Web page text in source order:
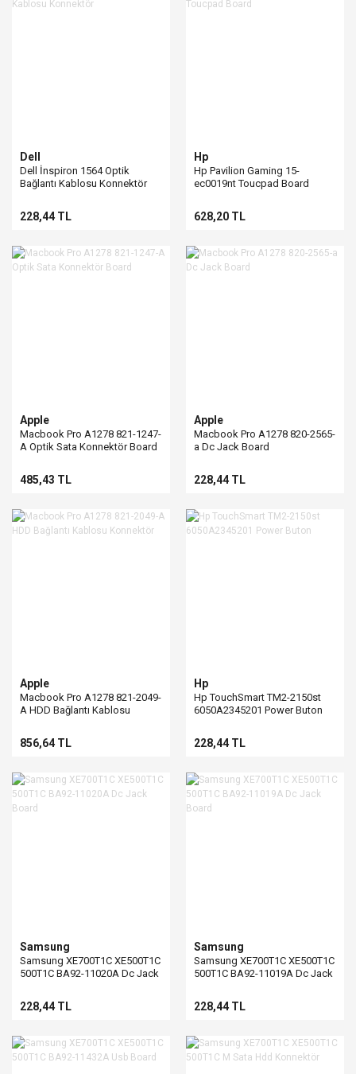
Dell
Dell İnspiron 1564 Optik
Bağlantı Kablosu Konnektör
228,44 TL
Hp
Hp Pavilion Gaming 15-
ec0019nt Toucpad Board
628,20 TL
Apple
Macbook Pro A1278 821-1247-
A Optik Sata Konnektör Board
485,43 TL
Apple
Macbook Pro A1278 820-2565-
a Dc Jack Board
228,44 TL
Apple
Macbook Pro A1278 821-2049-
A HDD Bağlantı Kablosu
856,64 TL
Hp
Hp TouchSmart TM2-2150st
6050A2345201 Power Buton
228,44 TL
Samsung
Samsung XE700T1C XE500T1C
500T1C BA92-11020A Dc Jack
228,44 TL
Samsung
Samsung XE700T1C XE500T1C
500T1C BA92-11019A Dc Jack
228,44 TL